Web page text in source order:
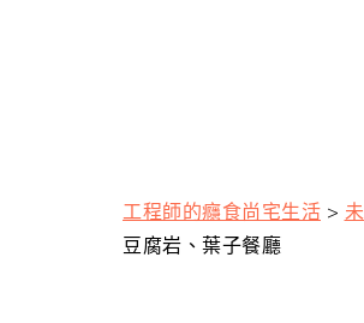
工程師的癮食尚宅生活 >
豆腐岩、葉子餐廳